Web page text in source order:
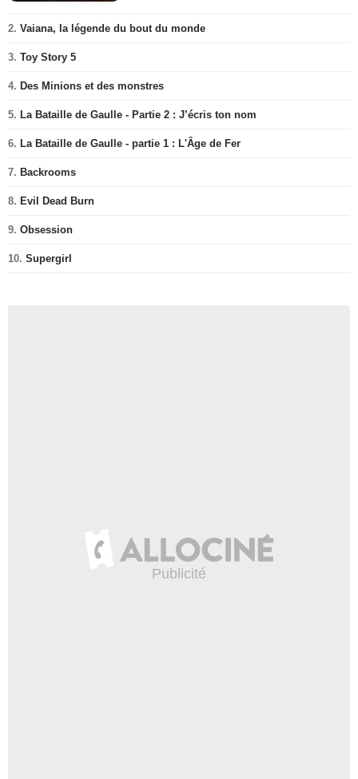
2. Vaiana, la légende du bout du monde
3. Toy Story 5
4. Des Minions et des monstres
5. La Bataille de Gaulle - Partie 2 : J’écris ton nom
6. La Bataille de Gaulle - partie 1 : L'Âge de Fer
7. Backrooms
8. Evil Dead Burn
9. Obsession
10. Supergirl